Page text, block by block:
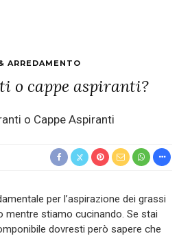
ARREDAMENTO
o cappe aspiranti?
per l’aspirazione dei grassi
mentre stiamo cucinando. Se stai
dovresti però sapere che